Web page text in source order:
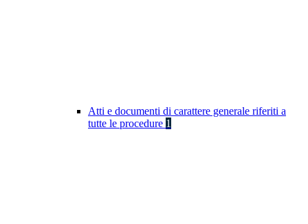
Atti e documenti di carattere generale riferiti a
tutte le procedure 1